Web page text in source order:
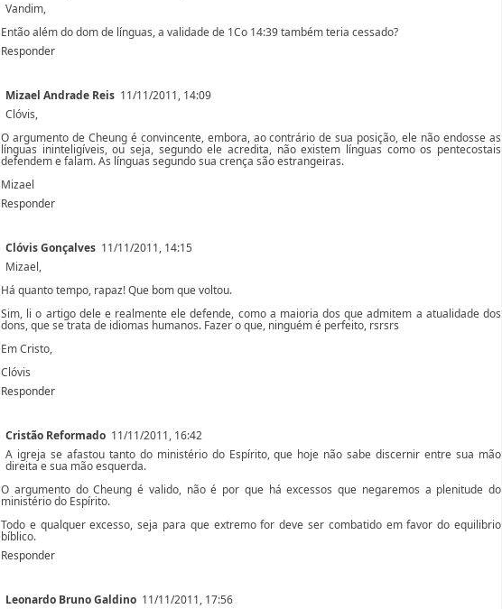
Vandim,
Então além do dom de línguas, a validade de 1Co 14:39 também teria cessado?
Responder
Mizael Andrade Reis 11/11/2011, 14:09
Clóvis,
O argumento de Cheung é convincente, embora, ao contrário de sua posição, ele não endosse as
línguas ininteligíveis, ou seja, segundo ele acredita, não existem línguas como os pentecostais
defendem e falam. As línguas segundo sua crença são estrangeiras.
Mizael
Responder
Clóvis Gonçalves 11/11/2011, 14:15
Mizael,
Há quanto tempo, rapaz! Que bom que voltou.
Sim, li o artigo dele e realmente ele defende, como a maioria dos que admitem a atualidade dos
dons, que se trata de idiomas humanos. Fazer o que, ninguém é perfeito, rsrsrs
Em Cristo,
Clóvis
Responder
Cristão Reformado 11/11/2011, 16:42
A igreja se afastou tanto do ministério do Espírito, que hoje não sabe discernir entre sua mão
direita e sua mão esquerda.
O argumento do Cheung é valido, não é por que há excessos que negaremos a plenitude do
ministério do Espírito.
Todo e qualquer excesso, seja para que extremo for deve ser combatido em favor do equilibrio
bíblico.
Responder
Leonardo Bruno Galdino 11/11/2011, 17:56